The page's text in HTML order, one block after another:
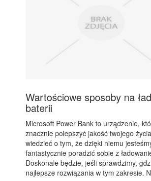
Wartościowe sposoby na
baterii
Microsoft Power Bank to urządzenie,
znacznie polepszyć jakość twojego
wiedzieć o tym, że dzięki niemu
fantastycznie poradzić sobie z
Doskonale będzie, jeśli sprawdzimy,
najlepsze rozwiązania w tym zakresie.